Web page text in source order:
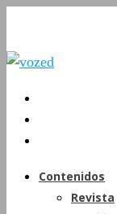
Contenidos
Revista